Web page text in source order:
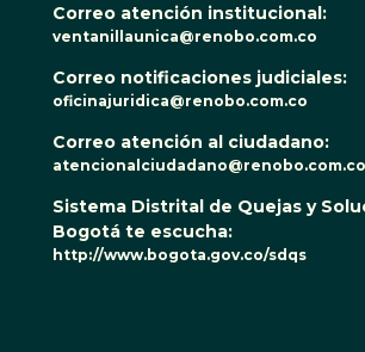
Correo atención institucional:
ventanillaunica@renobo.com.co
Correo notificaciones judiciales:
oficinajuridica@renobo.com.co
Correo atención al ciudadano:
atencionalciudadano@renobo.com.co
Sistema Distrital de Quejas y
Bogotá te escucha:
http://www.bogota.gov.co/sdqs